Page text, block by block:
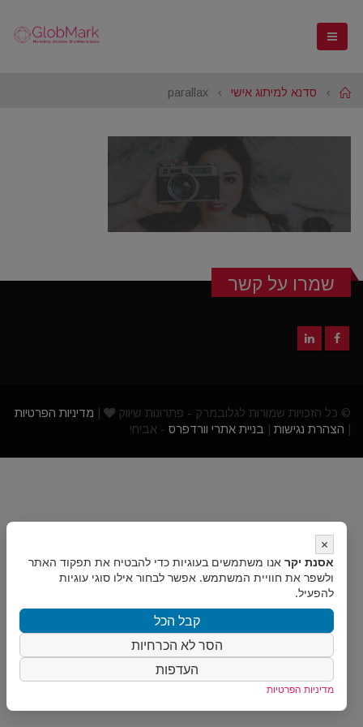
Home
סדנא למיתוג אישי parallax
שמרו על קשר
© כל הזכויות שמורות לגלובמרק - פתרונות שיווק
מדיניות הפרטיות
הצהרת נגישות בניית אתרי וורדפרס - אביחי
×
אסנת יקר אנו משתמשים בעוגיות כדי להבטיח את תפקוד האתר
ולשפר את חוויית המשתמש. אפשר לבחור אילו סוגי עוגיות
להפעיל.
קבל הכל
הסר לא הכרחיות
העדפות
מדיניות הפרטיות